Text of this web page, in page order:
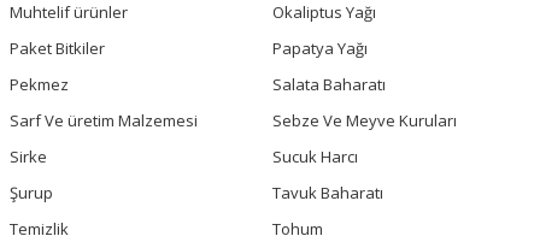
Muhtelif ürünler
Okaliptus Yağı
Paket Bitkiler
Papatya Yağı
Pekmez
Salata Baharatı
Sarf Ve üretim Malzemesi
Sebze Ve Meyve Kuruları
Sirke
Sucuk Harcı
Şurup
Tavuk Baharatı
Temizlik
Tohum